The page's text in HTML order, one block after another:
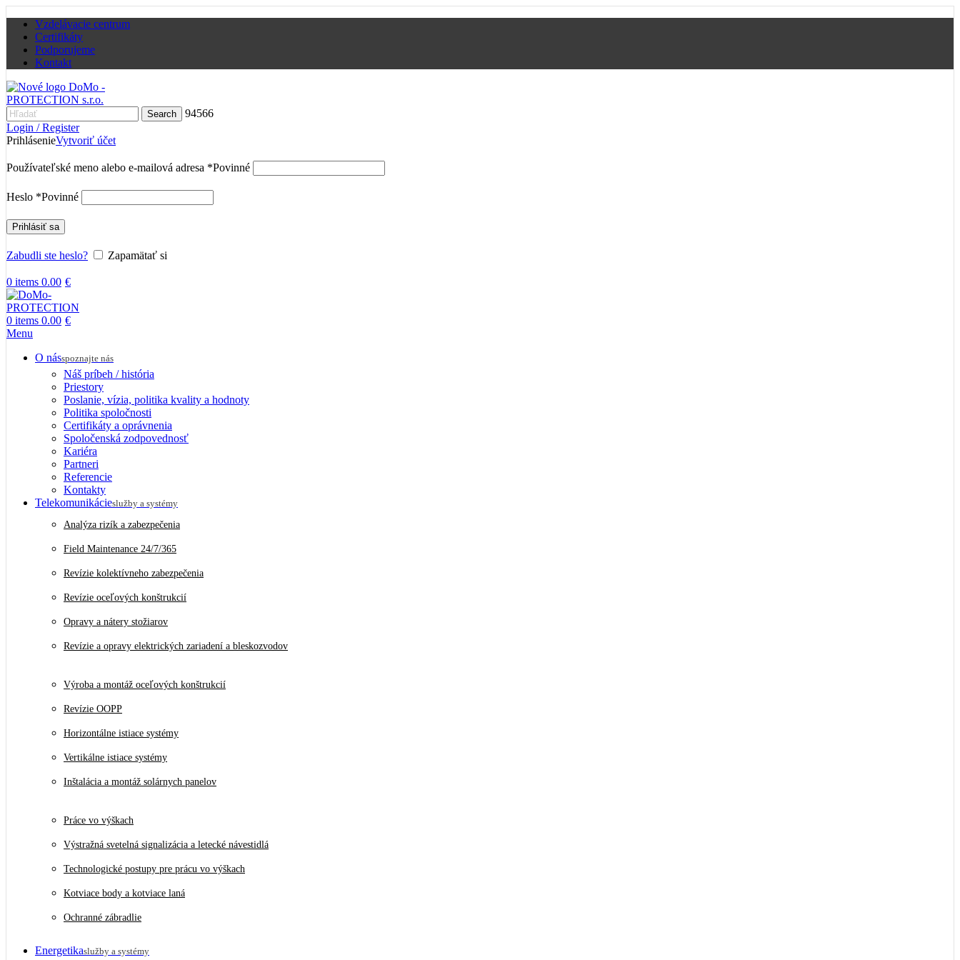
Vzdelávacie centrum
Certifikáty
Podporujeme
Kontakt
Search
94566
Login / Register
PrihlásenieVytvoriť účet
Používateľské meno alebo e-mailová adresa *Povinné
Heslo *Povinné
Prihlásiť sa
Zabudli ste heslo? Zapamätať si
0 items 0.00 €
0 items 0.00 €
Menu
O násspoznajte nás
Náš príbeh / história
Priestory
Poslanie, vízia, politika kvality a hodnoty
Politika spoločnosti
Certifikáty a oprávnenia
Spoločenská zodpovednosť
Kariéra
Partneri
Referencie
Kontakty
Telekomunikácieslužby a systémy
Analýza rizík a zabezpečenia
Field Maintenance 24/7/365
Revízie kolektívneho zabezpečenia
Revízie oceľových konštrukcií
Opravy a nátery stožiarov
Revízie a opravy elektrických zariadení a bleskozvodov
Výroba a montáž oceľových konštrukcií
Revízie OOPP
Horizontálne istiace systémy
Vertikálne istiace systémy
Inštalácia a montáž solárnych panelov
Práce vo výškach
Výstražná svetelná signalizácia a letecké návestidlá
Technologické postupy pre prácu vo výškach
Kotviace body a kotviace laná
Ochranné zábradlie
Energetikaslužby a systémy